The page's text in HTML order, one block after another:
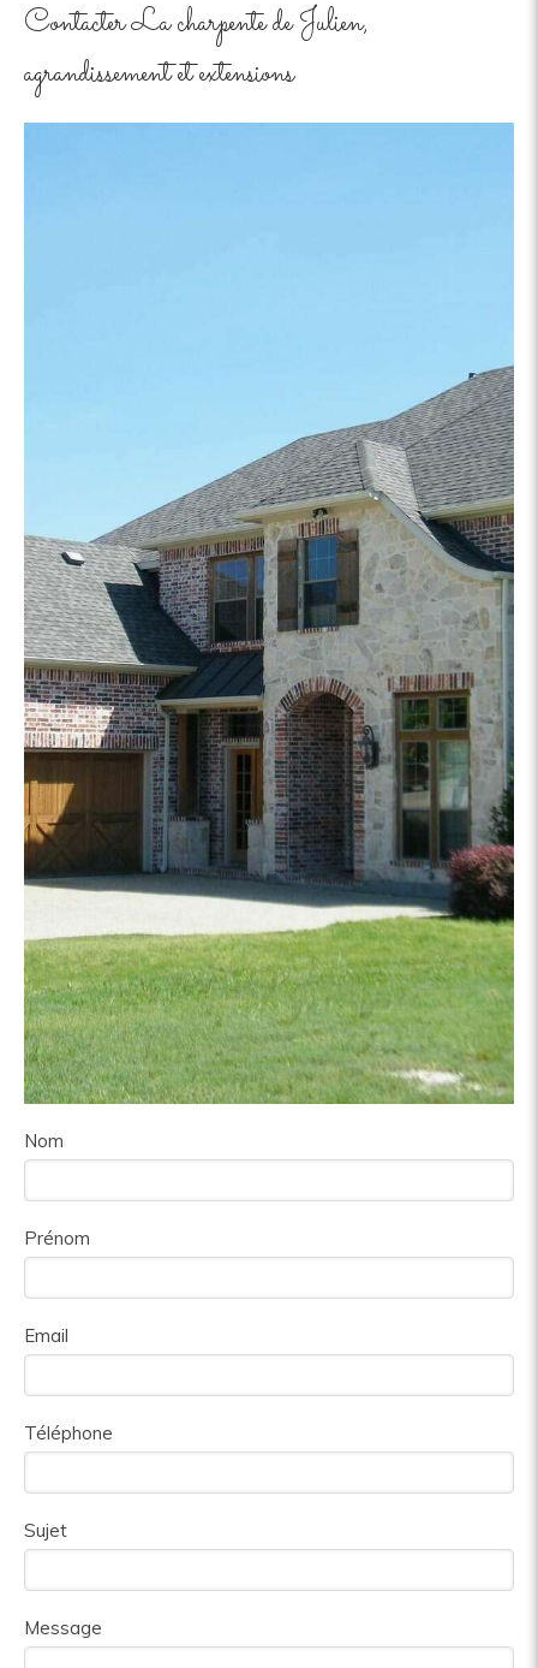
Contacter La charpente de Julien,
agrandissement et extensions
Nom
Prénom
Email
Téléphone
Sujet
Message